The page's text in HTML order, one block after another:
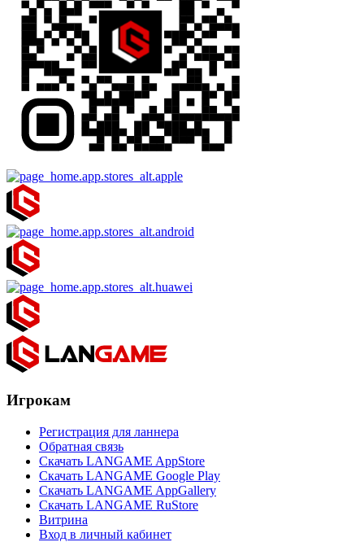
Игрокам
Регистрация для ланнера
Обратная связь
Скачать LANGAME AppStore
Скачать LANGAME Google Play
Скачать LANGAME AppGallery
Скачать LANGAME RuStore
Витрина
Вход в личный кабинет